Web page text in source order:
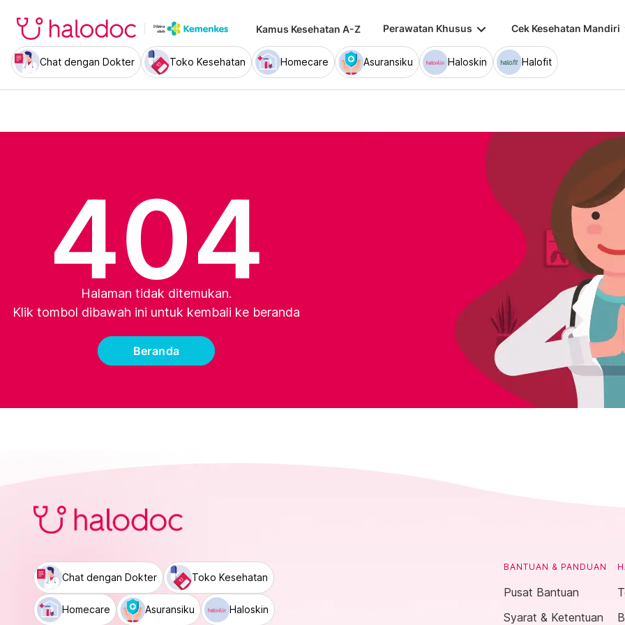
Kamus Kesehatan A-Z Perawatan Khusus keyboard_arrow_down Cek Kesehatan Mandiri
Chat dengan Dokter Toko Kesehatan Homecare Asuransiku Haloskin Halofit
404
Halaman tidak ditemukan.
Klik tombol dibawah ini untuk kembali ke beranda
Beranda
Chat dengan Dokter Toko Kesehatan
Homecare Asuransiku Haloskin
BANTUAN & PANDUAN
Pusat Bantuan
Syarat & Ketentuan